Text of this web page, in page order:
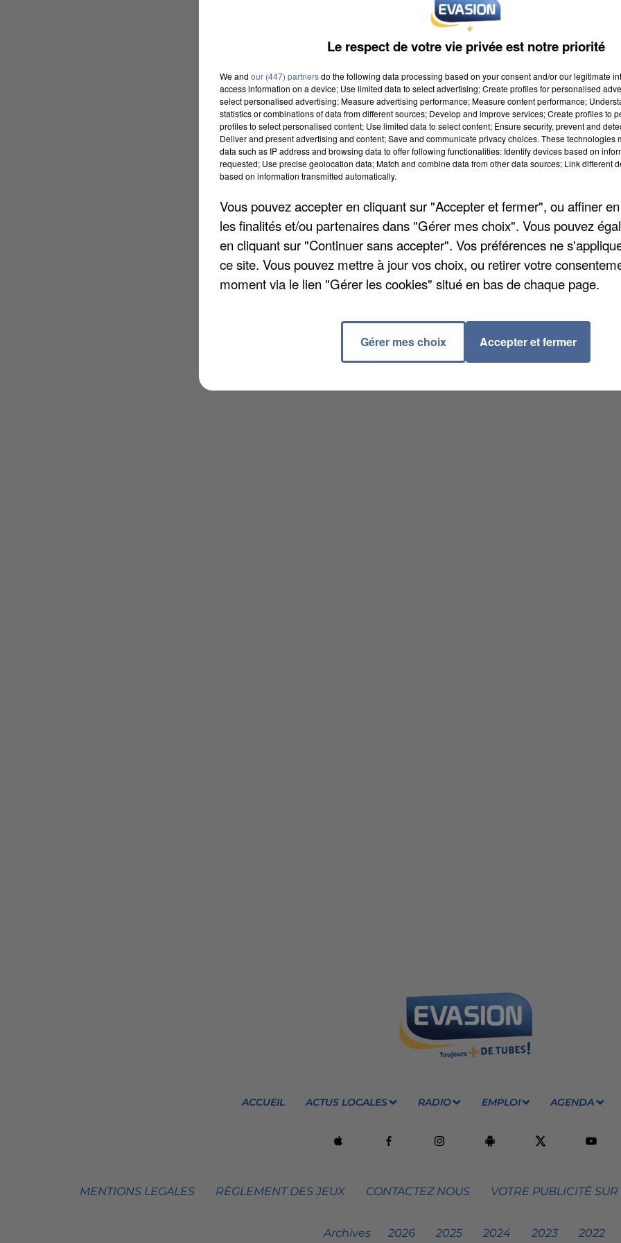
ACCUEIL ACTUS LOCALES RADIO EMPLOI AGENDA
MENTIONS LEGALES RÈGLEMENT DES JEUX CONTACTEZ NOUS VOTRE PUBLICITÉ
Archives 2026 2025 2024 2023 2022
Le respect de votre vie privée est notre priorité
We and our (447) partnersdo the following data processing based on your consent and/or our legitimate
access information on a device; Use limited data to select advertising; Create profiles for personalised
select personalised advertising; Measure advertising performance; Measure content performance;
statistics or combinations of data from different sources; Develop and improve services; Create profiles to
profiles to select personalised content; Use limited data to select content; Ensure security, prevent and
Deliver and present advertising and content; Save and communicate privacy choices. These technologies
data such as IP address and browsing data to offer following functionalities: Identify devices based on
requested; Use precise geolocation data; Match and combine data from other data sources; Link different
based on information transmitted automatically.
Vous pouvez accepter en cliquant sur "Accepter et fermer", ou affiner
les finalités et/ou partenaires dans "Gérer mes choix". Vous pouvez
en cliquant sur "Continuer sans accepter". Vos préférences ne
ce site. Vous pouvez mettre à jour vos choix, ou retirer votre
moment via le lien "Gérer les cookies" situé en bas de chaque page.
Gérer mes choix Accepter et fermer